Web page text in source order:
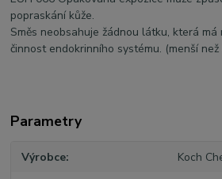
popraskání kůže.
Směs neobsahuje žádnou látku, která má
činnost endokrinního systému. (menší než
Parametry
Výrobce Koch